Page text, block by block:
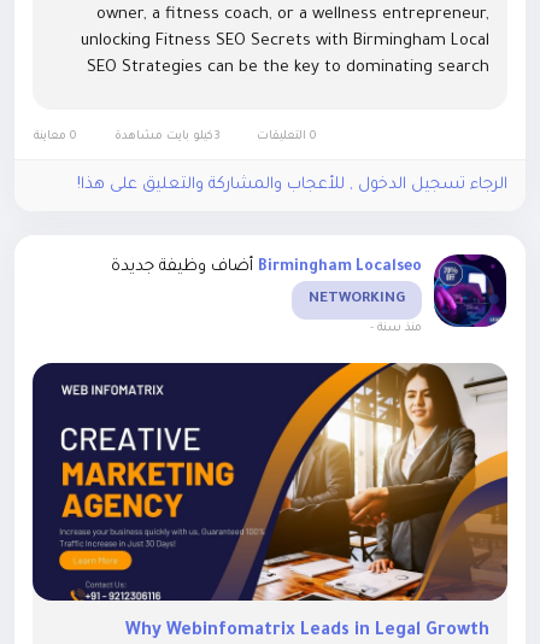
owner, a fitness coach, or a wellness entrepreneur,
unlocking Fitness SEO Secrets with Birmingham Local
SEO Strategies can be the key to dominating search
0 التعليقات 0 معاينة
الرجاء تسجيل الدخول , للأعجاب والمشاركة والتعليق على هذا!
Birmingham Localseo أضاف وظيفة جديدة
NETWORKING
منذ سنة -
Why Webinfomatrix Leads in Legal Growth